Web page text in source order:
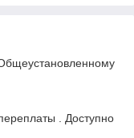
. Доступно